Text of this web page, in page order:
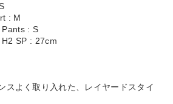
: M
Pants : S
H2 SP : 27cm
スよく取り入れた、レイヤードスタイ